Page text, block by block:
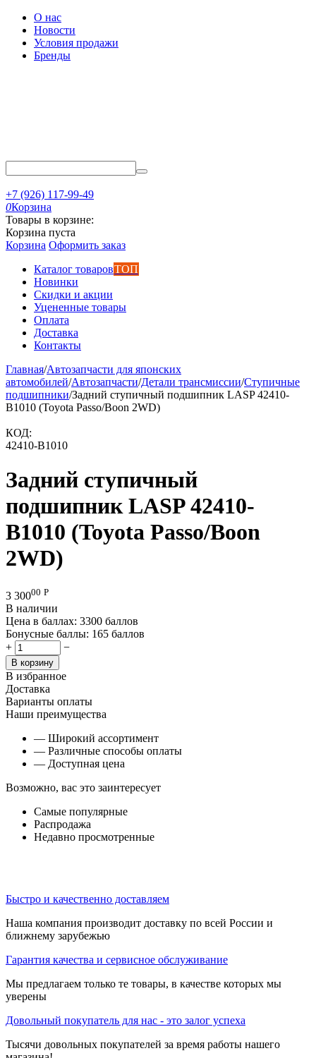
О нас
Новости
Условия продажи
Бренды
+7 (926) 117-99-49
0Корзина
Товары в корзине:
Корзина пуста
Корзина Оформить заказ
Каталог товаровТОП
Новинки
Скидки и акции
Уцененные товары
Оплата
Доставка
Контакты
Главная/Автозапчасти для японских
автомобилей/Автозапчасти/Детали трансмиссии/Ступичные
подшипники/Задний ступичный подшипник LASP 42410-
B1010 (Toyota Passo/Boon 2WD)
КОД:
42410-B1010
Задний ступичный
подшипник LASP 42410-
B1010 (Toyota Passo/Boon
2WD)
3 30000 Р
В наличии
Цена в баллах: 3300 баллов
Бонусные баллы: 165 баллов
+
−
В корзину
В избранное
Доставка
Варианты оплаты
Наши преимущества
— Широкий ассортимент
— Различные способы оплаты
— Доступная цена
Возможно, вас это заинтересует
Самые популярные
Распродажа
Недавно просмотренные
Быстро и качественно доставляем
Наша компания производит доставку по всей России и
ближнему зарубежью
Гарантия качества и сервисное обслуживание
Мы предлагаем только те товары, в качестве которых мы
уверены
Довольный покупатель для нас - это залог успеха
Тысячи довольных покупателей за время работы нашего